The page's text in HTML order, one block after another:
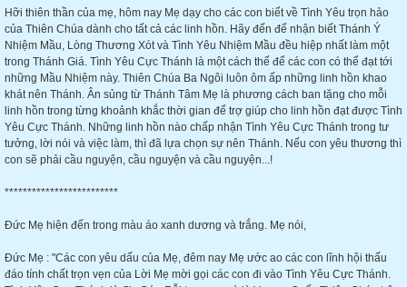
Hỡi thiên thần của mẹ, hôm nay Mẹ dạy cho các con biết về Tình Yêu trọn hảo
của Thiên Chúa dành cho tất cả các linh hồn. Hãy đến để nhận biết Thánh Ý
Nhiệm Mầu, Lòng Thương Xót và Tình Yêu Nhiệm Mầu đều hiệp nhất làm một
trong Thánh Giá. Tình Yêu Cực Thánh là một cách thế để các con có thể đạt tới
những Mầu Nhiệm này. Thiên Chúa Ba Ngôi luôn ôm ấp những linh hồn khao
khát nên Thánh. Ân sủng từ Thánh Tâm Mẹ là phương cách ban tặng cho mỗi
linh hồn trong từng khoảnh khắc thời gian để trợ giúp cho linh hồn đạt được Tình
Yêu Cực Thánh. Những linh hồn nào chấp nhận Tình Yêu Cực Thánh trong tư
tưởng, lời nói và việc làm, thì đã lựa chọn sự nên Thánh. Nếu con yêu thương thì
con sẽ phải cầu nguyện, cầu nguyện và cầu nguyện...!
*************************
Đức Mẹ hiện đến trong màu áo xanh dương và trắng. Mẹ nói,
Đức Mẹ : "Các con yêu dấu của Mẹ, đêm nay Mẹ ước ao các con lĩnh hội thấu
đáo tính chất trọn vẹn của Lời Mẹ mời gọi các con đi vào Tình Yêu Cực Thánh.